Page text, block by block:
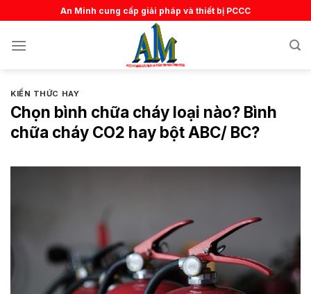
to
content
An Minh cung cấp giải pháp và thiết bị PCCC
KIẾN THỨC HAY
Chọn bình chữa cháy loại nào? Bình
chữa cháy CO2 hay bột ABC/ BC?